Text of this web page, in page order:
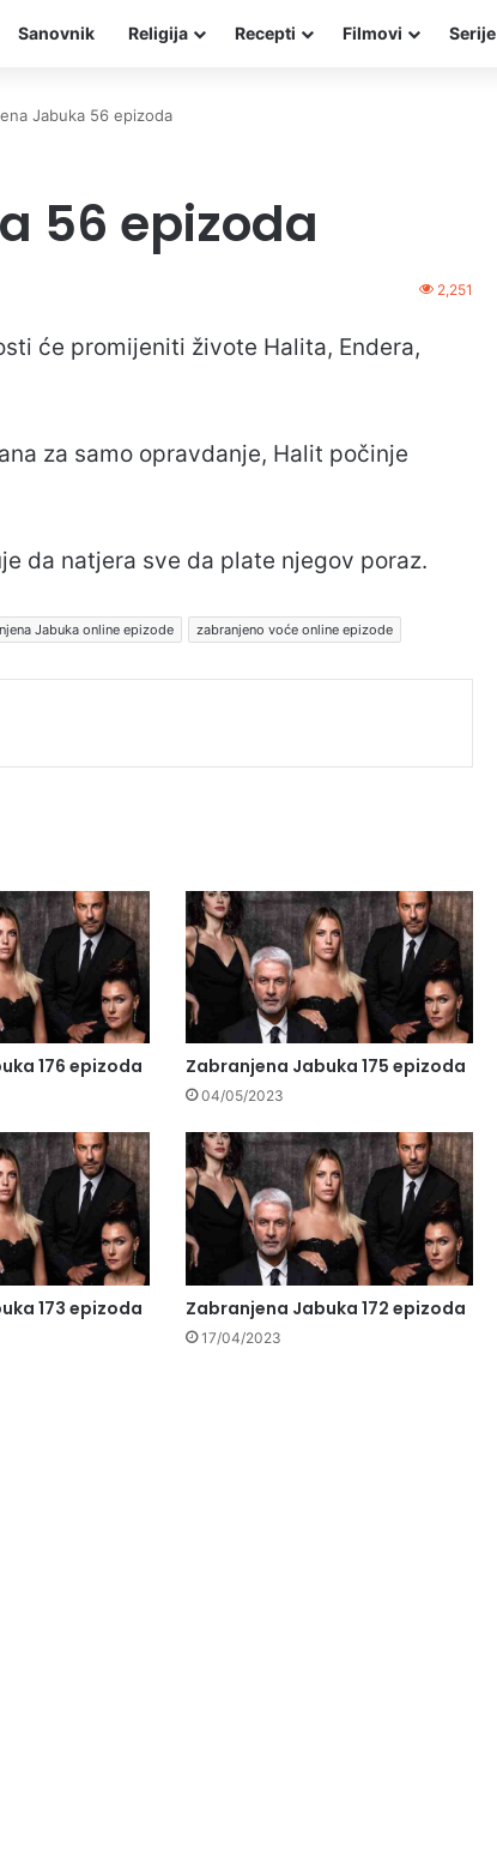
Sanovnik Religija Recepti Filmovi Serije
Jabuka 56 epizoda
56 epizoda
2,251
će promijeniti živote Halita, Endera,
za samo opravdanje, Halit počinje
da natjera sve da plate njegov poraz.
Jabuka online epizode zabranjeno voće online epizode
176 epizoda Zabranjena Jabuka 175 epizoda
04/05/2023
173 epizoda Zabranjena Jabuka 172 epizoda
17/04/2023